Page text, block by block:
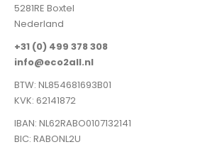
5281RE Boxtel
Nederland
+31 (0) 499 378 308
info@eco2all.nl
BTW: NL854681693B01
KVK: 62141872
IBAN: NL62RABO0107132141
BIC: RABONL2U